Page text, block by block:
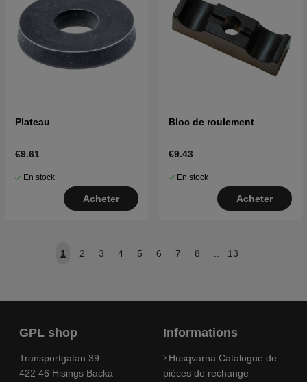
Plateau
€9.61
En stock
Acheter
Bloc de roulement
€9.43
En stock
Acheter
1 2 3 4 5 6 7 8 13
GPL shop
Transportgatan 39
422 46 Hisings Backa
Informations
Husqvarna Catalogue de
pièces de rechange